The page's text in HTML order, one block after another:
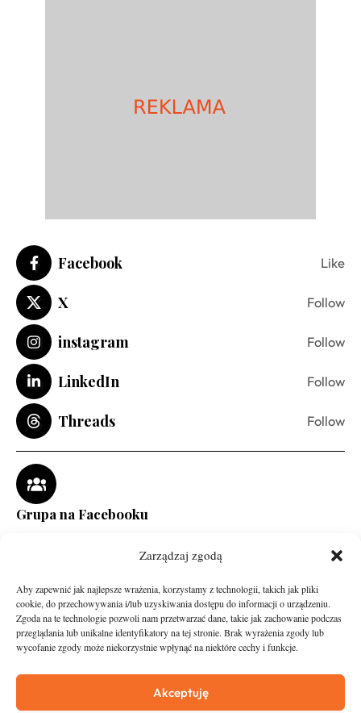
Zarządzaj zgodą
Aby zapewnić jak najlepsze wrażenia, korzystamy z technologii, takich jak pliki
cookie, do przechowywania i/lub uzyskiwania dostępu do informacji o urządzeniu.
Zgoda na te technologie pozwoli nam przetwarzać dane, takie jak zachowanie podczas
przeglądania lub unikalne identyfikatory na tej stronie. Brak wyrażenia zgody lub
wycofanie zgody może niekorzystnie wpłynąć na niektóre cechy i funkcje.
Akceptuję
Facebook Like
X Follow
instagram Follow
LinkedIn Follow
Threads Follow
Grupa na Facebooku
Asfalt
O nas
Zostań Patronem